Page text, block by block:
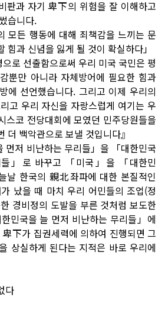
판과 자기 卑下의 위험을 잘 이해하고
습니다.
모든 행동에 대해 죄책감을 느끼는 문
힘과 신념을 잃게 될 것이 확실하다」
로 선출함으로써 우리 미국 국민은 평
뿐만 아니라 자체방어에 필요한 힘과
에 선언했습니다. 그리고 이제 우리의
고 우리 자신을 자랑스럽게 여기는 우
스코 전당대회에 모였던 민주당원들을
더 백악관으로 보낼 것입니다』
먼저 비난하는 무리들」을 「대한민국
」로 바꾸고 「미국」을 「대한민
날 한국의 親北좌파에 대한 본질적인
났을 때 마치 우리 어민들의 조업(정
경비정의 도발을 부른 것처럼 보도한
민국을 늘 먼저 비난하는 무리들」에
下가 집권세력에 의하여 진행되면 그
상실하게 된다는 지적은 바로 우리에
다